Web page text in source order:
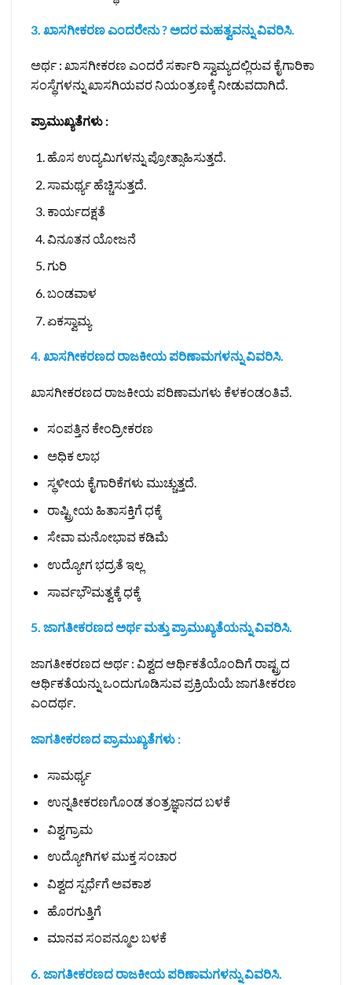
3. ಖಾಸಗೀಕರಣ ಎಂದರೇನು ? ಅದರ ಮಹತ್ವವನ್ನು ವಿವರಿಸಿ.
ಅರ್ಥ : ಖಾಸಗೀಕರಣ ಎಂದರೆ ಸರ್ಕಾರಿ ಸ್ವಾಮ್ಯದಲ್ಲಿರುವ ಕೈಗಾರಿಕಾ
ಸಂಸ್ಥೆಗಳನ್ನು ಖಾಸಗಿಯವರ ನಿಯಂತ್ರಣಕ್ಕೆ ನೀಡುವದಾಗಿದೆ.
ಪ್ರಾಮುಖ್ಯತೆಗಳು :
ಹೊಸ ಉದ್ಯಮಿಗಳನ್ನು ಪ್ರೋತ್ಸಾಹಿಸುತ್ತದೆ.
ಸಾಮರ್ಥ್ಯ ಹೆಚ್ಚಿಸುತ್ತದೆ.
ಕಾರ್ಯದಕ್ಷತೆ
ವಿನೂತನ ಯೋಜನೆ
ಗುರಿ
ಬಂಡವಾಳ
ಏಕಸ್ವಾಮ್ಯ
4. ಖಾಸಗೀಕರಣದ ರಾಜಕೀಯ ಪರಿಣಾಮಗಳನ್ನು ವಿವರಿಸಿ.
ಖಾಸಗೀಕರಣದ ರಾಜಕೀಯ ಪರಿಣಾಮಗಳು ಕೆಳಕಂಡಂತಿವೆ.
ಸಂಪತ್ತಿನ ಕೇಂದ್ರೀಕರಣ
ಅಧಿಕ ಲಾಭ
ಸ್ಥಳೀಯ ಕೈಗಾರಿಕೆಗಳು ಮುಚ್ಚುತ್ತದೆ.
ರಾಷ್ಟ್ರೀಯ ಹಿತಾಸಕ್ತಿಗೆ ಧಕ್ಕೆ
ಸೇವಾ ಮನೋಭಾವ ಕಡಿಮೆ
ಉದ್ಯೋಗ ಭದ್ರತೆ ಇಲ್ಲ
ಸಾರ್ವಭೌಮತ್ವಕ್ಕೆ ಧಕ್ಕೆ
5. ಜಾಗತೀಕರಣದ ಅರ್ಥ ಮತ್ತು ಪ್ರಾಮುಖ್ಯತೆಯನ್ನು ವಿವರಿಸಿ.
ಜಾಗತೀಕರಣದ ಅರ್ಥ : ವಿಶ್ವದ ಆರ್ಥಿಕತೆಯೊಂದಿಗೆ ರಾಷ್ಟ್ರದ
ಆರ್ಥಿಕತೆಯನ್ನು ಒಂದುಗೂಡಿಸುವ ಪ್ರಕ್ರಿಯೆಯೆ ಜಾಗತೀಕರಣ
ಎಂದರ್ಥ.
ಜಾಗತೀಕರಣದ ಪ್ರಾಮುಖ್ಯತೆಗಳು :
ಸಾಮರ್ಥ್ಯ
ಉನ್ನತೀಕರಣಗೊಂಡ ತಂತ್ರಜ್ಞಾನದ ಬಳಕೆ
ವಿಶ್ವಗ್ರಾಮ
ಉದ್ಯೋಗಿಗಳ ಮುಕ್ತ ಸಂಚಾರ
ವಿಶ್ವದ ಸ್ಪರ್ಧೆಗೆ ಅವಕಾಶ
ಹೊರಗುತ್ತಿಗೆ
ಮಾನವ ಸಂಪನ್ಮೂಲ ಬಳಕೆ
6. ಜಾಗತೀಕರಣದ ರಾಜಕೀಯ ಪರಿಣಾಮಗಳನ್ನು ವಿವರಿಸಿ.